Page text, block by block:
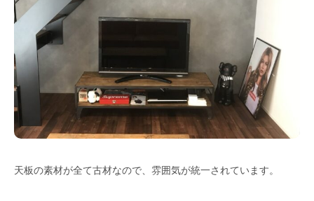
天板の素材が全て古材なので、雰囲気が統一されています。